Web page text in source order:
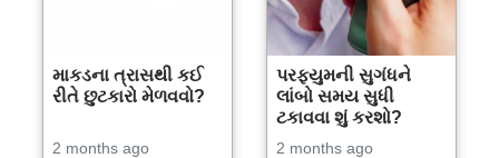
માકડના ત્રાસથી કઈ
રીતે છુટકારો મેળવવો?
2 months ago
પરફ્યુમની સુગંધને
લાંબો સમય સુધી
ટકાવવા શું કરશો?
2 months ago